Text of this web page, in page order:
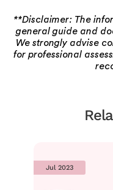
**Disclaimer: The
general guide and
We strongly advise
for professional
Jul 2023